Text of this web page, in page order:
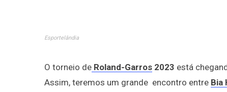
Esportelândia
O torneio de Roland-Garros 2023 está
Assim, teremos um grande encontro entre Bia